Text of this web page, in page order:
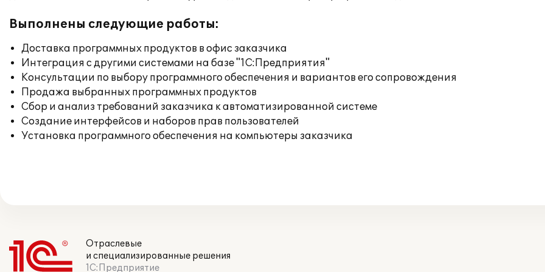
Выполнены следующие работы:
Доставка программных продуктов в офис заказчика
Интеграция с другими системами на базе "1С:Предприятия"
Консультации по выбору программного обеспечения и вариантов его сопровождения
Продажа выбранных программных продуктов
Сбор и анализ требований заказчика к автоматизированной системе
Создание интерфейсов и наборов прав пользователей
Установка программного обеспечения на компьютеры заказчика
Отраслевые
и специализированные решения
1С:Предприятие